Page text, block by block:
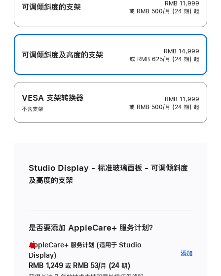
可调倾斜度的支架
RMB 11,999
或 RMB 500/月 (24 期) 起
可调倾斜度及高‍度的支‍架
RMB 14,999
或 RMB 625/月 (24 期) 起
VESA 支架转换器
不含支架
RMB 11,999
或 RMB 500/月 (24 期) 起
Studio Display - 标准玻璃面板 - 可调倾斜度
及高度的支架
是否要添加 AppleCare+ 服务计划？
AppleCare+ 服务计划 (适用于 Studio
Display)
RMB 1,249 或 RMB 53/月 (24 期)
添加